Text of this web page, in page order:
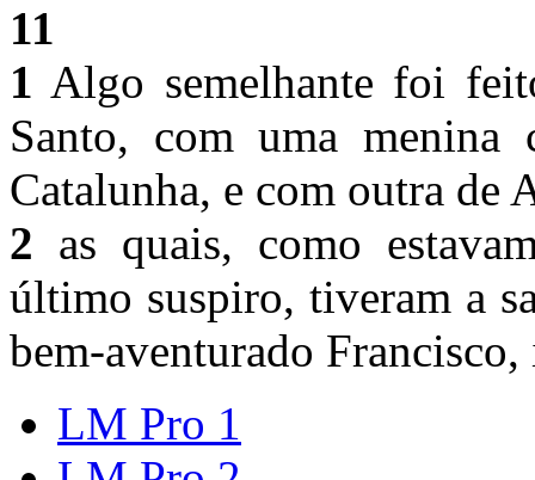
11
1 Algo semelhante foi
Santo, com uma menina
Catalunha, e com outra de
2 as quais, como
último suspiro, tiveram a
bem-aventurado
LM Pro 1